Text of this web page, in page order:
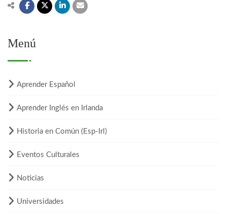
Menú
Aprender Español
Aprender Inglés en Irlanda
Historia en Común (Esp-Irl)
Eventos Culturales
Noticias
Universidades